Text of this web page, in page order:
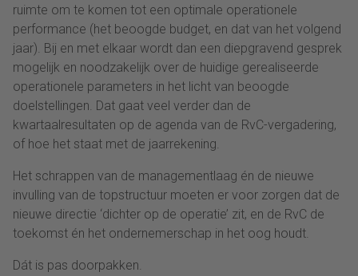
ruimte om te komen tot een optimale operationele
performance (het beoogde budget, en dat van het volgend
jaar). Bij en met elkaar wordt dan een diepgravend gesprek
mogelijk en noodzakelijk over de huidige gerealiseerde
operationele parameters in het licht van beoogde
doelstellingen. Dat gaat veel verder dan de
kwartaalresultaten op de agenda van de RvC-vergadering,
of hoe het staat met de jaarrekening.
Het schrappen van de managementlaag én de nieuwe
invulling van de topstructuur moeten er voor zorgen dat de
nieuwe directie ‘dichter op de operatie’ zit, en de RvC de
toekomst én het ondernemerschap in het oog houdt.
Dát is pas doorpakken.